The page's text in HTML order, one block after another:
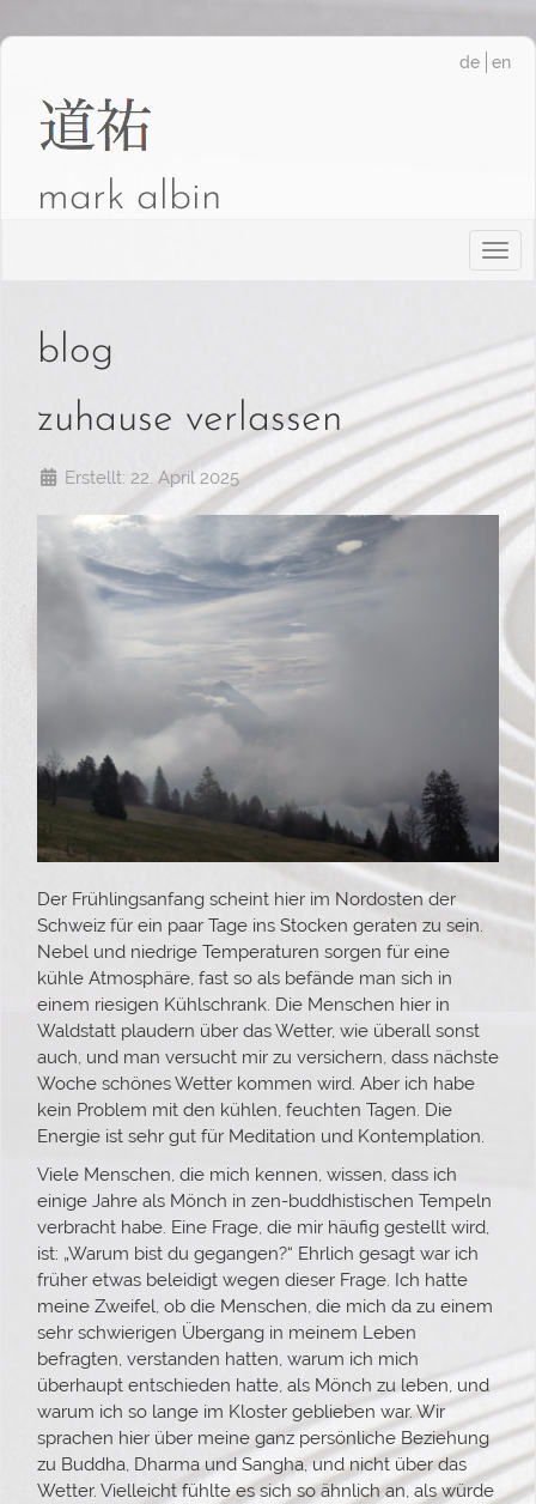
de en
mark albin
blog
zuhause verlassen
Erstellt: 22. April 2025
Der Frühlingsanfang scheint hier im Nordosten der
Schweiz für ein paar Tage ins Stocken geraten zu sein.
Nebel und niedrige Temperaturen sorgen für eine
kühle Atmosphäre, fast so als befände man sich in
einem riesigen Kühlschrank. Die Menschen hier in
Waldstatt plaudern über das Wetter, wie überall sonst
auch, und man versucht mir zu versichern, dass nächste
Woche schönes Wetter kommen wird. Aber ich habe
kein Problem mit den kühlen, feuchten Tagen. Die
Energie ist sehr gut für Meditation und Kontemplation.
Viele Menschen, die mich kennen, wissen, dass ich
einige Jahre als Mönch in zen-buddhistischen Tempeln
verbracht habe. Eine Frage, die mir häufig gestellt wird,
ist: „Warum bist du gegangen?“ Ehrlich gesagt war ich
früher etwas beleidigt wegen dieser Frage. Ich hatte
meine Zweifel, ob die Menschen, die mich da zu einem
sehr schwierigen Übergang in meinem Leben
befragten, verstanden hatten, warum ich mich
überhaupt entschieden hatte, als Mönch zu leben, und
warum ich so lange im Kloster geblieben war. Wir
sprachen hier über meine ganz persönliche Beziehung
zu Buddha, Dharma und Sangha, und nicht über das
Wetter. Vielleicht fühlte es sich so ähnlich an, als würde